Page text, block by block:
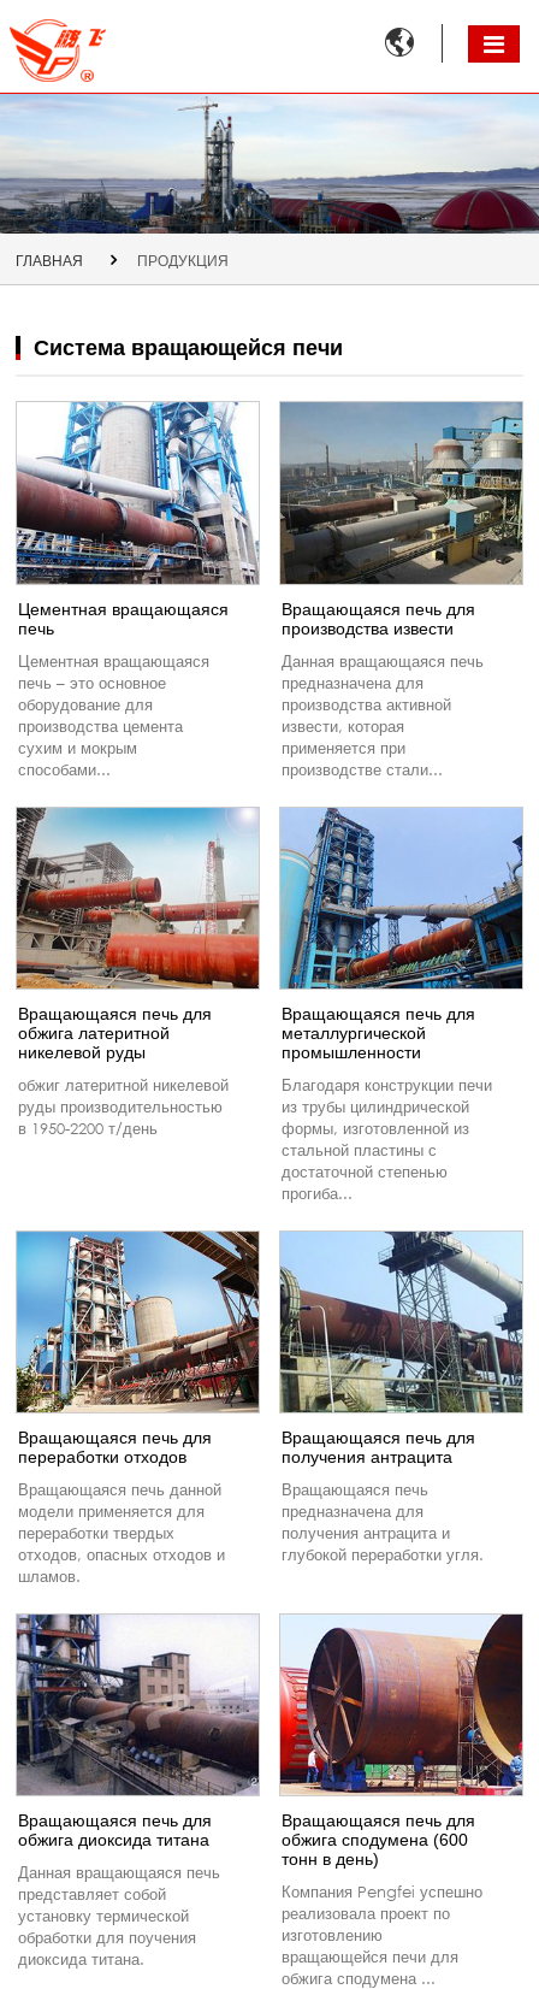

ГЛАВНАЯ ПРОДУКЦИЯ
Система вращающейся печи
Цементная вращающаяся
печь
Цементная вращающаяся
печь – это основное
оборудование для
производства цемента
сухим и мокрым
способами...
Вращающаяся печь для
производства извести
Данная вращающаяся печь
предназначена для
производства активной
извести, которая
применяется при
производстве стали...
Вращающаяся печь для
обжига латеритной
никелевой руды
обжиг латеритной никелевой
руды производительностью
в 1950-2200 т/день
Вращающаяся печь для
металлургической
промышленности
Благодаря конструкции печи
из трубы цилиндрической
формы, изготовленной из
стальной пластины с
достаточной степенью
прогиба...
Вращающаяся печь для
переработки отходов
Вращающаяся печь данной
модели применяется для
переработки твердых
отходов, опасных отходов и
шламов.
Вращающаяся печь для
получения антрацита
Вращающаяся печь
предназначена для
получения антрацита и
глубокой переработки угля.
Вращающаяся печь для
обжига диоксида титана
Данная вращающаяся печь
представляет собой
установку термической
обработки для поучения
диоксида титана.
Вращающаяся печь для
обжига сподумена (600
тонн в день)
Компания Pengfei успешно
реализовала проект по
изготовлению
вращающейся печи для
обжига сподумена ...